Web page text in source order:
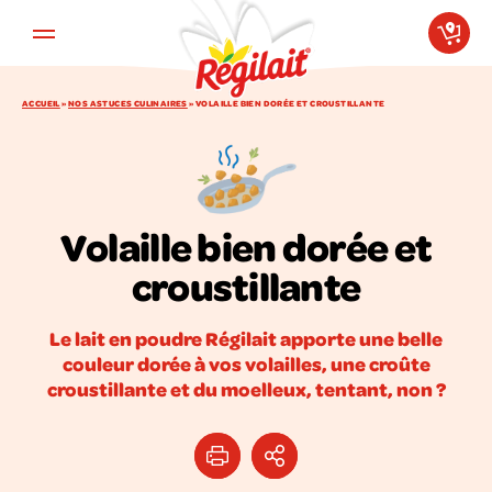
ACCUEIL»NOS ASTUCES CULINAIRES »VOLAILLE BIEN DORÉE ET CROUSTILLANTE
Volaille bien dorée et
croustillante
Le lait en poudre Régilait apporte une belle
couleur dorée à vos volailles, une croûte
croustillante et du moelleux, tentant, non ?